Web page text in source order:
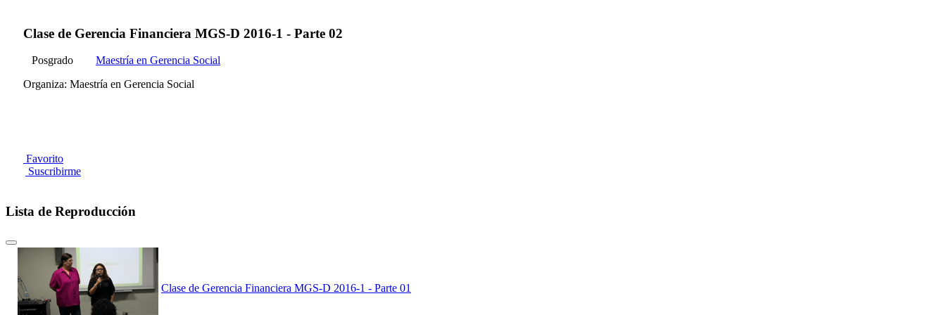
Clase de Gerencia Financiera MGS-D 2016-1 - Parte 02
Posgrado
Maestría en Gerencia Social
Organiza: Maestría en Gerencia Social
Favorito
Suscribirme
Lista de Reproducción
Clase de Gerencia Financiera MGS-D 2016-1 - Parte 01